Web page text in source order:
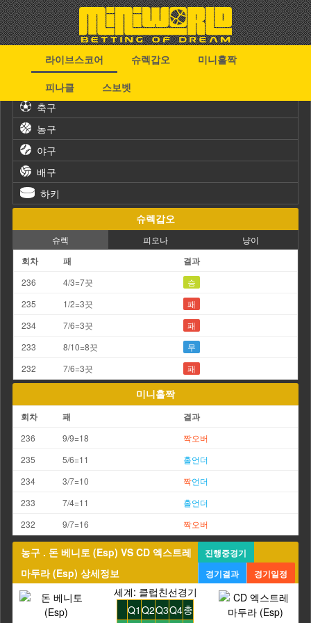
라이브스코어 슈렉갑오
미니홀짝
피나클
스보벳
축구
농구
야구
배구
하키
슈렉갑오
슈렉 피오나 냥이
회차 패 결과
236 4/3=7끗
승
235
1/2=3끗
패
234
7/6=3끗
패
233
8/10=8끗
무
232
7/6=3끗 패
미니홀짝
회차 패 결과
236 9/9=18 짝오버
235
5/6=11 홀언더
234
3/7=10 짝언더
233
7/4=11 홀언더
232
9/7=16 짝오버
농구 . 돈 베니토 (Esp) VS CD 엑스트레
마두라 (Esp) 상세정보
진행중경기
경기결과
경기일정
세계: 클럽친선경기
Q1 Q2Q3Q4총